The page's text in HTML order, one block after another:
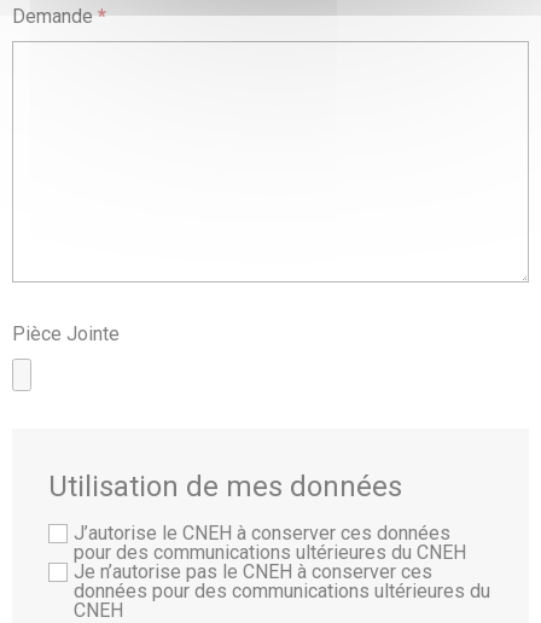
Demande*
Pièce Jointe
Utilisation de mes données
J’autorise le CNEH à conserver ces données
pour des communications ultérieures du CNEH
Je n’autorise pas le CNEH à conserver ces
données pour des communications ultérieures du
CNEH